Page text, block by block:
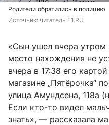
Родители обратились в полицию
Источник: читатель E1.RU
«Сын ушел вчера утром
место нахождения не
вчера в 17:38 его
магазине „Пятёрочка“
улица Амундсена, 118а
Если кто-то видел
знать», — рассказала